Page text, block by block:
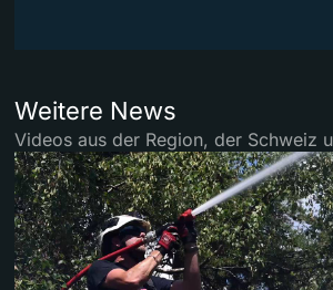
Weitere News
Videos aus der Region, der Schweiz